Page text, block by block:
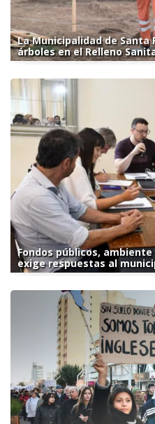
La Municipalidad de Santa
árboles en el Relleno
Fondos públicos, ambiente
exige respuestas al